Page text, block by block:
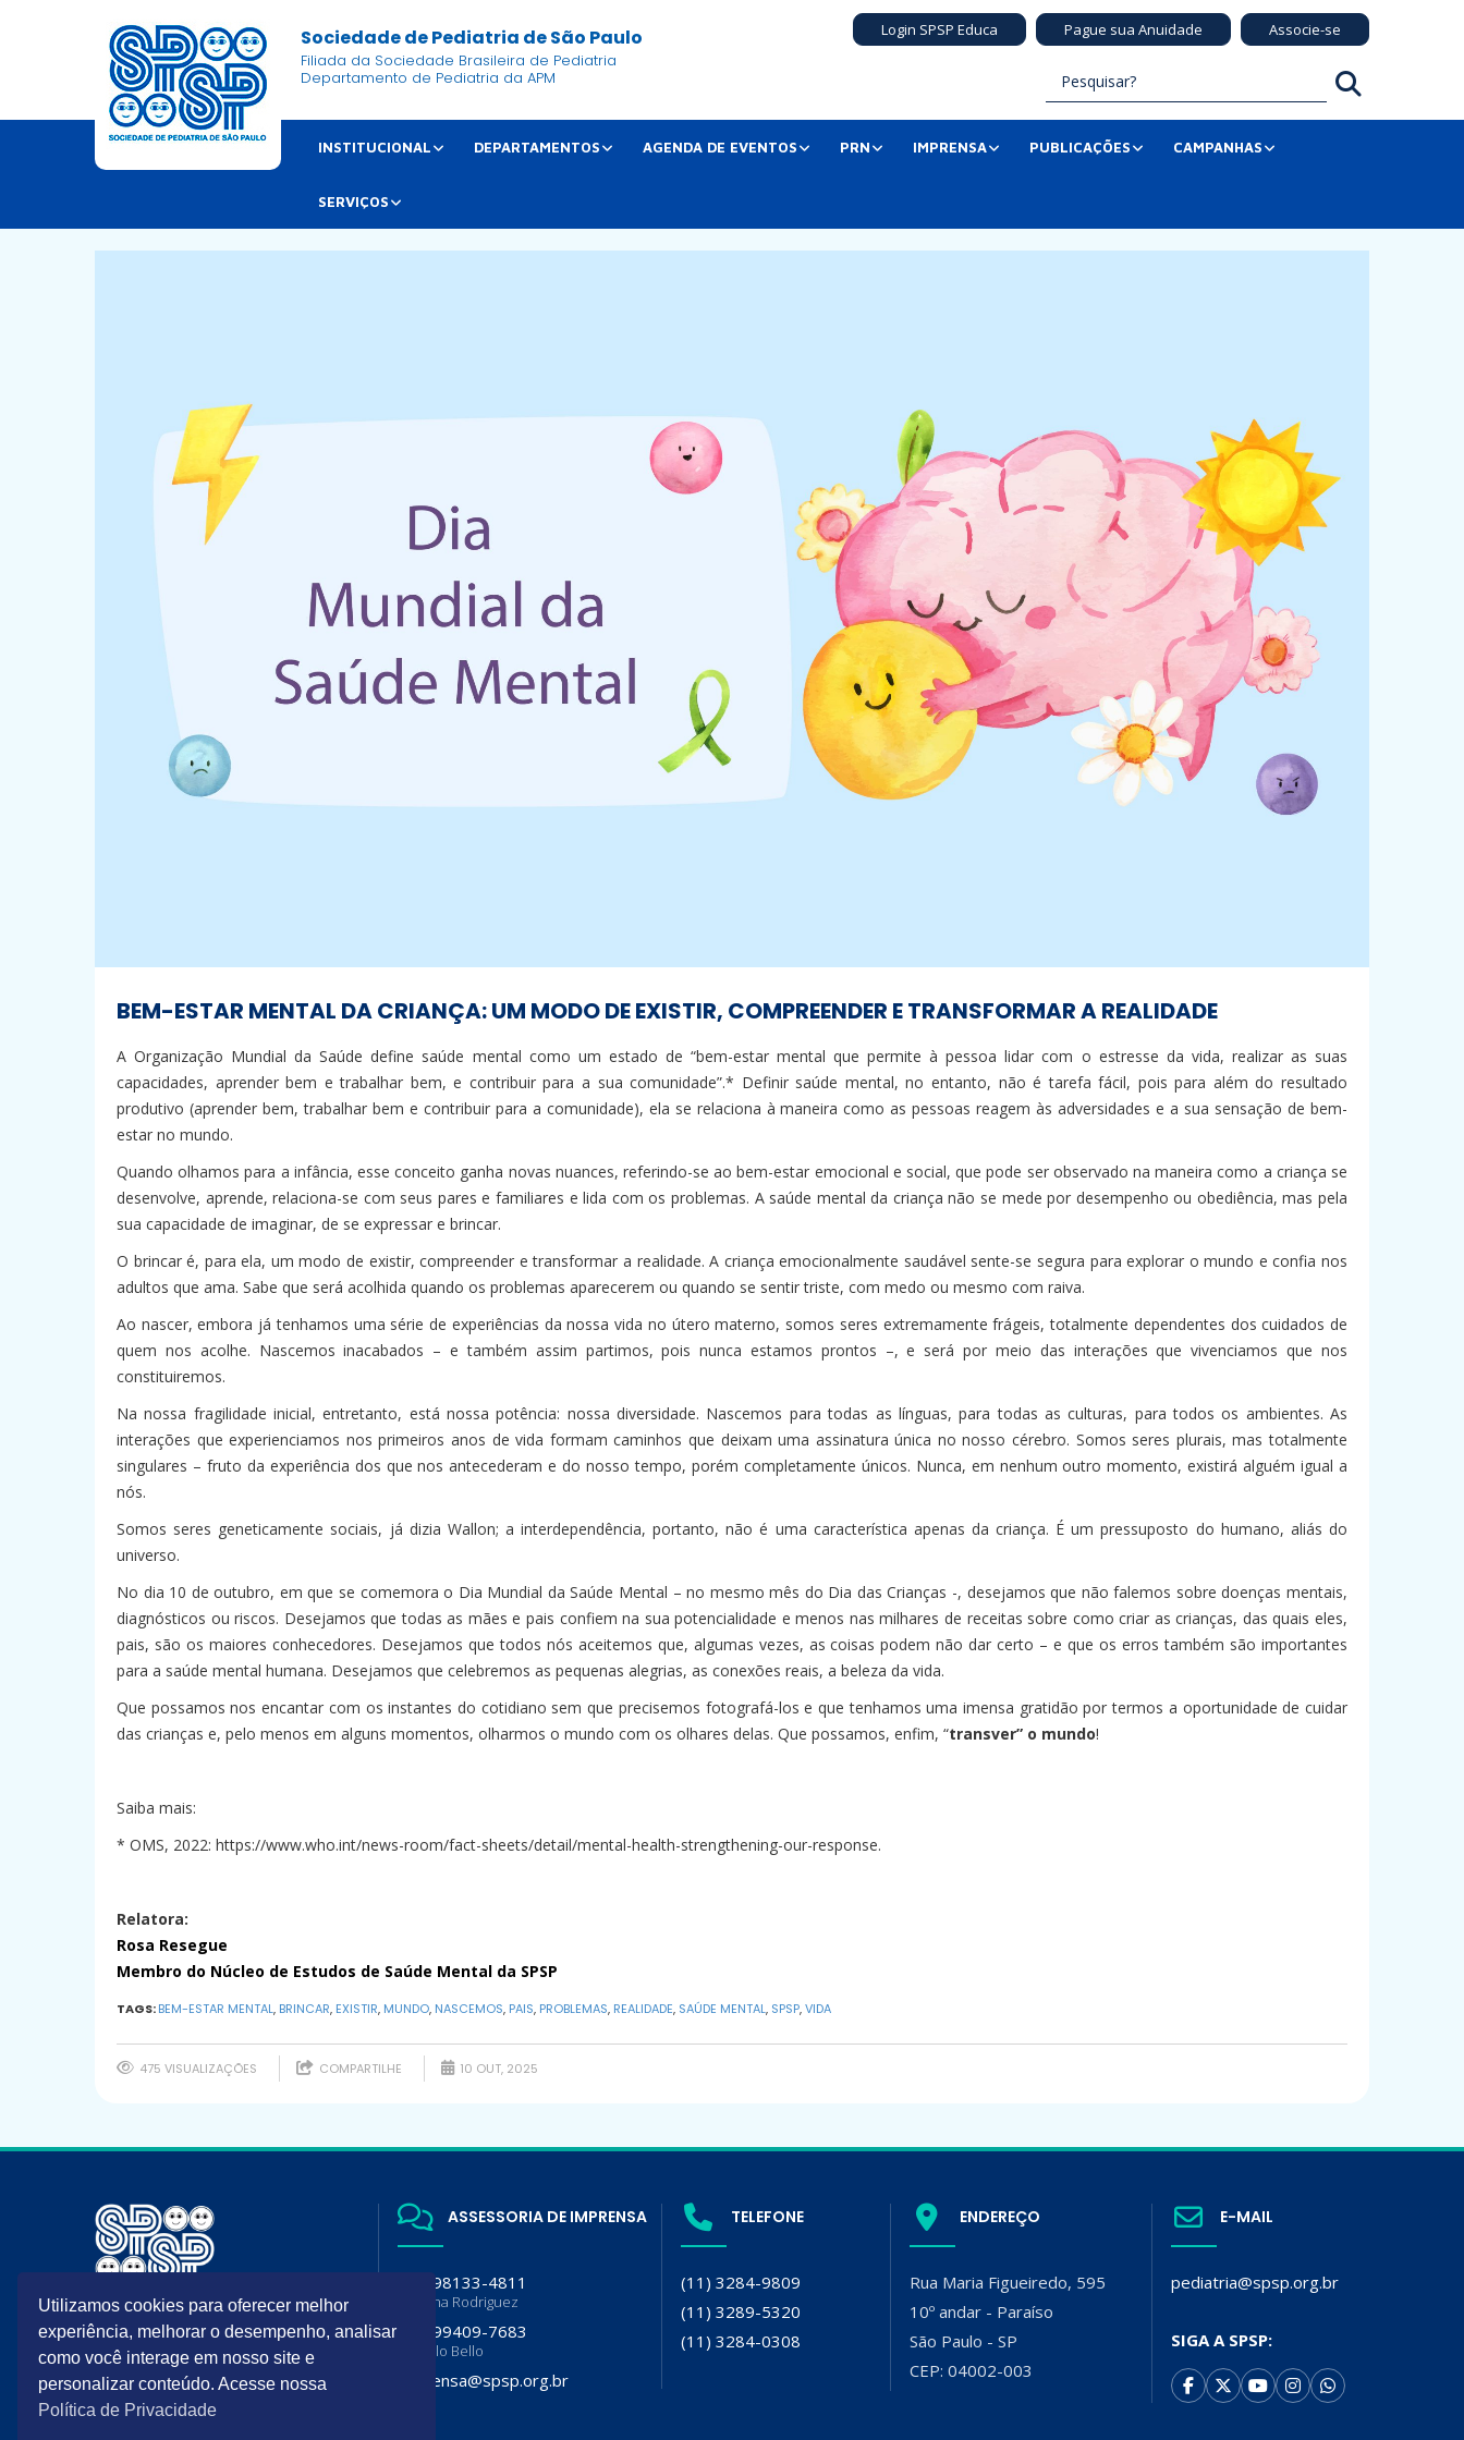
Sociedade de Pediatria de São Paulo
Filiada da Sociedade Brasileira de Pediatria
Departamento de Pediatria da APM
Login SPSP Educa Pague sua Anuidade Associe-se
INSTITUCIONAL DEPARTAMENTOS AGENDA DE EVENTOS PRN IMPRENSA PUBLICAÇÕES CAMPANHAS
SERVIÇOS
BEM-ESTAR MENTAL DA CRIANÇA: UM MODO DE EXISTIR, COMPREENDER E TRANSFORMAR A REALIDADE
A Organização Mundial da Saúde define saúde mental como um estado de “bem-estar mental que permite à pessoa lidar com o estresse da vida, realizar as suas
capacidades, aprender bem e trabalhar bem, e contribuir para a sua comunidade”.* Definir saúde mental, no entanto, não é tarefa fácil, pois para além do resultado
produtivo (aprender bem, trabalhar bem e contribuir para a comunidade), ela se relaciona à maneira como as pessoas reagem às adversidades e a sua sensação de bem-
estar no mundo.
Quando olhamos para a infância, esse conceito ganha novas nuances, referindo-se ao bem-estar emocional e social, que pode ser observado na maneira como a criança se
desenvolve, aprende, relaciona-se com seus pares e familiares e lida com os problemas. A saúde mental da criança não se mede por desempenho ou obediência, mas pela
sua capacidade de imaginar, de se expressar e brincar.
O brincar é, para ela, um modo de existir, compreender e transformar a realidade. A criança emocionalmente saudável sente-se segura para explorar o mundo e confia nos
adultos que ama. Sabe que será acolhida quando os problemas aparecerem ou quando se sentir triste, com medo ou mesmo com raiva.
Ao nascer, embora já tenhamos uma série de experiências da nossa vida no útero materno, somos seres extremamente frágeis, totalmente dependentes dos cuidados de
quem nos acolhe. Nascemos inacabados – e também assim partimos, pois nunca estamos prontos –, e será por meio das interações que vivenciamos que nos
constituiremos.
Na nossa fragilidade inicial, entretanto, está nossa potência: nossa diversidade. Nascemos para todas as línguas, para todas as culturas, para todos os ambientes. As
interações que experienciamos nos primeiros anos de vida formam caminhos que deixam uma assinatura única no nosso cérebro. Somos seres plurais, mas totalmente
singulares – fruto da experiência dos que nos antecederam e do nosso tempo, porém completamente únicos. Nunca, em nenhum outro momento, existirá alguém igual a
nós.
Somos seres geneticamente sociais, já dizia Wallon; a interdependência, portanto, não é uma característica apenas da criança. É um pressuposto do humano, aliás do
universo.
No dia 10 de outubro, em que se comemora o Dia Mundial da Saúde Mental – no mesmo mês do Dia das Crianças -, desejamos que não falemos sobre doenças mentais,
diagnósticos ou riscos. Desejamos que todas as mães e pais confiem na sua potencialidade e menos nas milhares de receitas sobre como criar as crianças, das quais eles,
pais, são os maiores conhecedores. Desejamos que todos nós aceitemos que, algumas vezes, as coisas podem não dar certo – e que os erros também são importantes
para a saúde mental humana. Desejamos que celebremos as pequenas alegrias, as conexões reais, a beleza da vida.
Que possamos nos encantar com os instantes do cotidiano sem que precisemos fotografá-los e que tenhamos uma imensa gratidão por termos a oportunidade de cuidar
das crianças e, pelo menos em alguns momentos, olharmos o mundo com os olhares delas. Que possamos, enfim, “transver” o mundo!
Saiba mais:
* OMS, 2022: https://www.who.int/news-room/fact-sheets/detail/mental-health-strengthening-our-response.
Relatora:
Rosa Resegue
Membro do Núcleo de Estudos de Saúde Mental da SPSP
TAGS:BEM-ESTAR MENTAL, BRINCAR, EXISTIR, MUNDO, NASCEMOS, PAIS, PROBLEMAS, REALIDADE, SAÚDE MENTAL, SPSP,VIDA
475 VISUALIZAÇÕES COMPARTILHE 10 OUT, 2025
A SPSP é filiada da Sociedade
Brasileira de Pediatria (SBP) e
Departamento de Pediatria da
Associação Paulista de Medicina
(APM)
ASSESSORIA DE IMPRENSA
(11) 98133-4811
Luciana Rodriguez
(11) 99409-7683
Flavia lo Bello
imprensa@spsp.org.br
TELEFONE
(11) 3284-9809
(11) 3289-5320
(11) 3284-0308
ENDEREÇO
Rua Maria Figueiredo, 595
10º andar - Paraíso
São Paulo - SP
CEP: 04002-003
E-MAIL
pediatria@spsp.org.br
SIGA A SPSP:
Utilizamos cookies para oferecer melhor
experiência, melhorar o desempenho, analisar
como você interage em nosso site e
personalizar conteúdo. Acesse nossa
Política de Privacidade